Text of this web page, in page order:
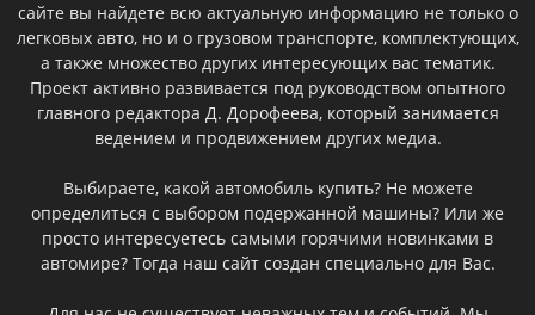
сайте вы найдете всю актуальную информацию не только о
легковых авто, но и о грузовом транспорте, комплектующих,
а также множество других интересующих вас тематик.
Проект активно развивается под руководством опытного
главного редактора Д. Дорофеева, который занимается
ведением и продвижением других медиа.
Выбираете, какой автомобиль купить? Не можете
определиться с выбором подержанной машины? Или же
просто интересуетесь самыми горячими новинками в
автомире? Тогда наш сайт создан специально для Вас.